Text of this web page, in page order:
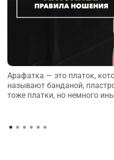
Арафатка — это платок,
называют банданой,
тоже платки, но немного